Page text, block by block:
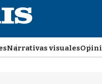
Narrativas visuales